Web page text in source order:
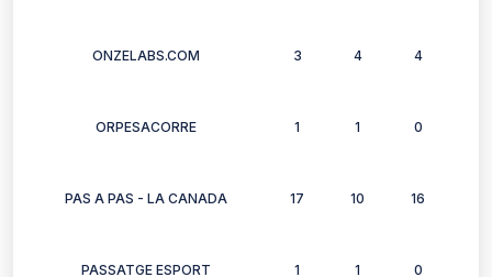
ONZELABS.COM 3 4 4
ORPESACORRE 1 1 0
PAS A PAS - LA CANADA 17 10 16
PASSATGE ESPORT 1 1 0